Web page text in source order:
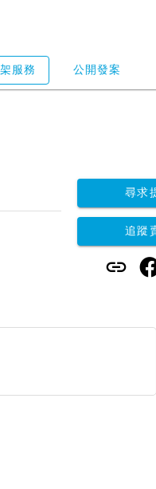
架服務 公開發案
尋求
追蹤